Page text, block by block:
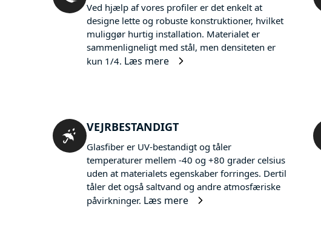
Ved hjælp af vores profiler er det enkelt at
designe lette og robuste konstruktioner, hvilket
muliggør hurtig installation. Materialet er
sammenligneligt med stål, men densiteten er
kun 1/4. Læs mere
VEJRBESTANDIGT
Glasfiber er UV-bestandigt og tåler
temperaturer mellem -40 og +80 grader celsius
uden at materialets egenskaber forringes. Dertil
tåler det også saltvand og andre atmosfæriske
påvirkninger. Læs mere